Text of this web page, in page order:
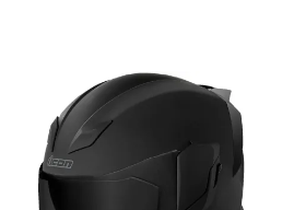
Добави в любими
Сравни продукт
Quick View